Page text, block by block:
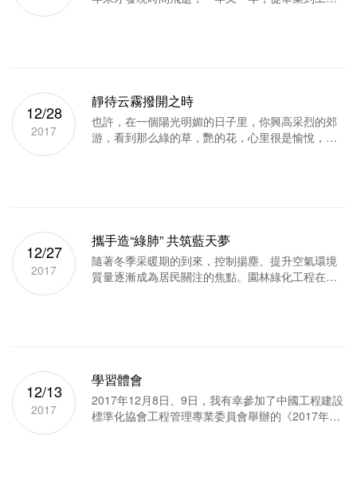
12/28
2017
靜待云霧撥開之時
也許，在一個陽光明媚的日子里，你興高采烈的郊
游，看到那么綠的草，艷的花，心里很是愉悅，感
12/27
2017
攜手造“綠肺” 共筑藍天夢
隨著冬季采暖期的到來，控制揚塵、提升空氣環境
質量逐漸成為居民關注的焦點。園林綠化工程在當
12/13
2017
學習體會
2017年12月8日、9日，我有幸參加了中國工程建設
標準化協會工程管理專業委員會舉辦的《2017年市